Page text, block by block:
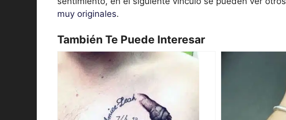
muy originales.
También Te Puede Interesar